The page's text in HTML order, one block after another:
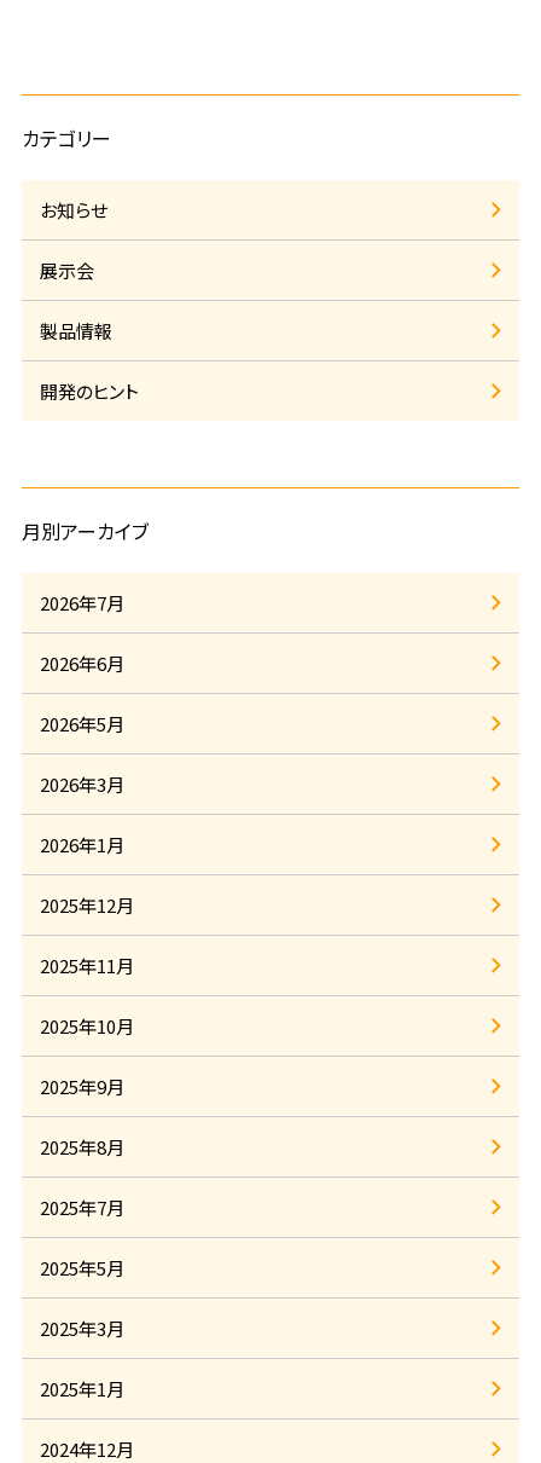
カテゴリー
お知らせ
展示会
製品情報
開発のヒント
月別アーカイブ
2026年7月
2026年6月
2026年5月
2026年3月
2026年1月
2025年12月
2025年11月
2025年10月
2025年9月
2025年8月
2025年7月
2025年5月
2025年3月
2025年1月
2024年12月